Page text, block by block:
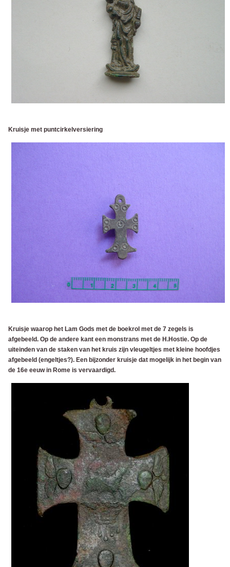
Kruisje met puntcirkelversiering
Kruisje waarop het Lam Gods met de boekrol met de 7 zegels is
afgebeeld. Op de andere kant een monstrans met de H.Hostie. Op de
uiteinden van de staken van het kruis zijn vleugeltjes met kleine hoofdjes
afgebeeld (engeltjes?). Een bijzonder kruisje dat mogelijk in het begin van
de 16e eeuw in Rome is vervaardigd.